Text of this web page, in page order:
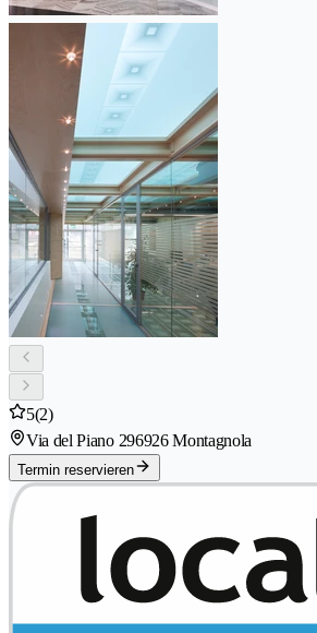
5(2)
Via del Piano 296926 Montagnola
Termin reservieren